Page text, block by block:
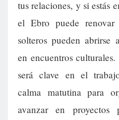
tus relaciones, y si estás
el Ebro puede
solteros pueden abrirse
en encuentros culturales.
será clave en el
calma matutina para
avanzar en proyectos